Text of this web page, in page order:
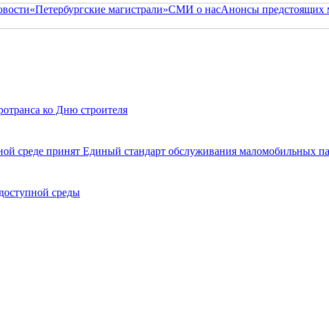
«Петербургские магистрали»СМИ о насАнонсы предстоящих
ко Дню строителя
среде принят Единый стандарт обслуживания маломобильных
среды